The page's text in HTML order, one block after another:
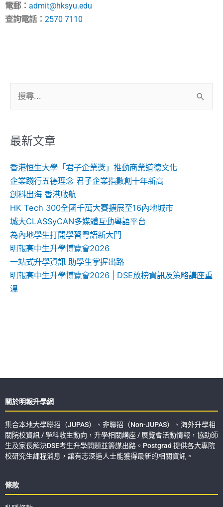
電郵： admit@hksyu.edu
查詢電話： 2570 7110
尋
鍵
最新文章
香港恒生大學「君子企業獎」推動商業道德文化
企業踐行五德理念 君子企業指數創十年新高
創科出海 香港啟航
HK Tech 300全國千萬大賽擴展至16內地城市
城大CLASSyCAN多媒體互動粵語平台
為內地學生打開學習粵語新大門
明報高中生升學博覽會2026
一站式升學資訊 助學生掌握出路
明報高中生升學博覽會2026 | DSE放榜資訊及策略講座重
溫
關於明報升學網
集合本地大學聯招（JUPAS）、非聯招（Non-JUPAS）、海外升學相
關院校資訊 / 學科收生動向，升學相關講座 / 展覽會活動情報，協助師
生及家長解決DSE考生升學問題並籌謀出路。Postgrad 提供各大專院
校研究生課程消息，讓有志深造人士能獲得最新的相關資訊。
條款